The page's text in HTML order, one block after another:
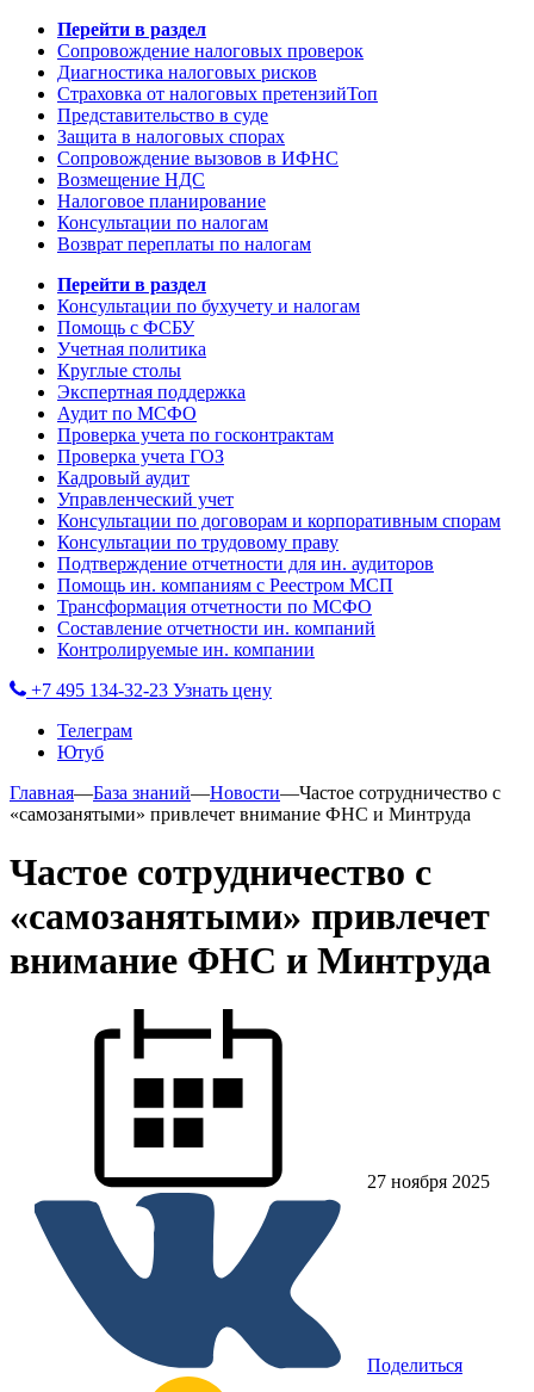
Перейти в раздел
Сопровождение налоговых проверок
Диагностика налоговых рисков
Страховка от налоговых претензийТоп
Представительство в суде
Защита в налоговых спорах
Сопровождение вызовов в ИФНС
Возмещение НДС
Налоговое планирование
Консультации по налогам
Возврат переплаты по налогам
Перейти в раздел
Консультации по бухучету и налогам
Помощь с ФСБУ
Учетная политика
Круглые столы
Экспертная поддержка
Аудит по МСФО
Проверка учета по госконтрактам
Проверка учета ГОЗ
Кадровый аудит
Управленческий учет
Консультации по договорам и корпоративным спорам
Консультации по трудовому праву
Подтверждение отчетности для ин. аудиторов
Помощь ин. компаниям с Реестром МСП
Трансформация отчетности по МСФО
Составление отчетности ин. компаний
Контролируемые ин. компании
+7 495 134-32-23 Узнать цену
Телеграм
Ютуб
Главная—База знаний—Новости—Частое сотрудничество с
«самозанятыми» привлечет внимание ФНС и Минтруда
Частое сотрудничество с
«самозанятыми» привлечет
внимание ФНС и Минтруда
27 ноября 2025
Поделиться